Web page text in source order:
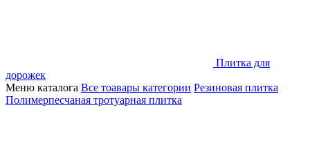
Плитка для
дорожек
Меню каталога Все тоавары категории Резиновая плитка
Полимерпесчаная тротуарная плитка